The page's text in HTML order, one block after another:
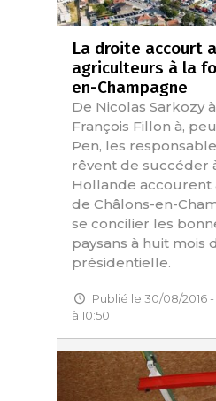
La droite accourt
agriculteurs à la
en-Champagne
De Nicolas Sarkozy
François Fillon à,
Pen, les
rêvent de succéder
Hollande accourent
de Châlons-en-
se concilier les
paysans à huit mois
présidentielle.
Publié le 30/08/2016
à 10:50